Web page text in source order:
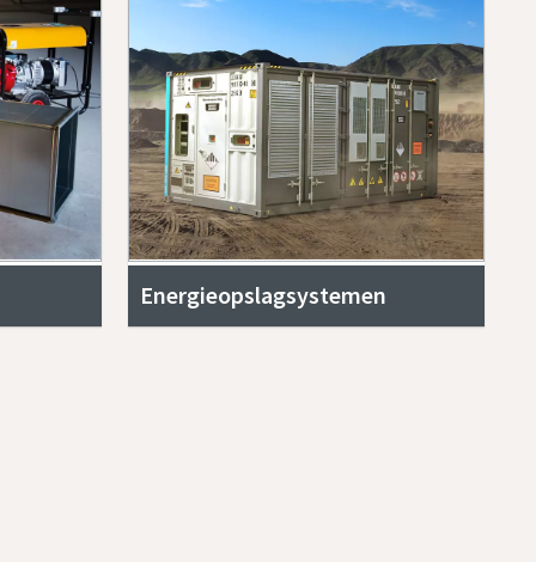
Energieopslagsystemen